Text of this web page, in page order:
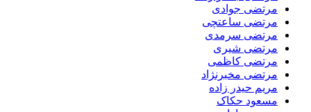
مرتضی جوادی
مرتضی ساعتچی
مرتضی سرمدی
مرتضی شیری
مرتضی کاظمی
مرتضی مخبرنژاد
مریم حیدر زاده
مسعود حکاک